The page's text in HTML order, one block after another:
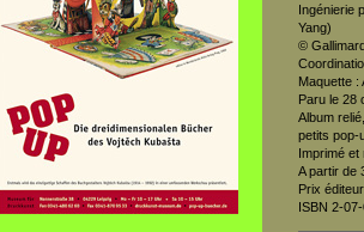
Ingénierie
Yang)
©
Maquette :
Paru le 28
Album
petits pop-
Imprimé et
A partir de
Prix
ISBN 2-